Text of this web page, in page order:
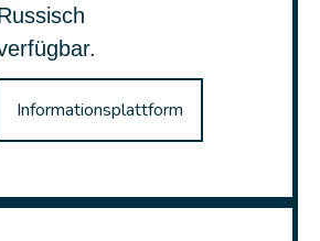
Informationsplattform